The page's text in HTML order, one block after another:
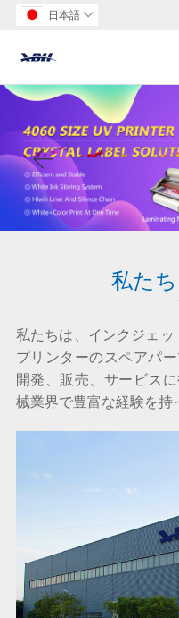
日本語 
私た
私たちは、インクジェッ
プリンターのスペアパ
開発、販売、サービス
械業界で豊富な経験を持